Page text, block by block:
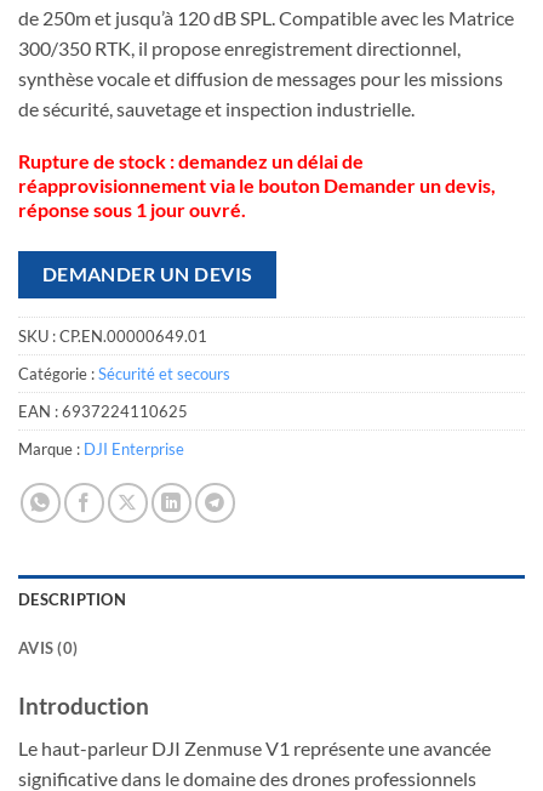
de 250m et jusqu’à 120 dB SPL. Compatible avec les Matrice
300/350 RTK, il propose enregistrement directionnel,
synthèse vocale et diffusion de messages pour les missions
de sécurité, sauvetage et inspection industrielle.
Rupture de stock : demandez un délai de
réapprovisionnement via le bouton Demander un devis,
réponse sous 1 jour ouvré.
DEMANDER UN DEVIS
SKU :CP.EN.00000649.01
Catégorie :Sécurité et secours
EAN :6937224110625
Marque : DJI Enterprise
DESCRIPTION
AVIS (0)
Introduction
Le haut-parleur DJI Zenmuse V1 représente une avancée
significative dans le domaine des drones professionnels